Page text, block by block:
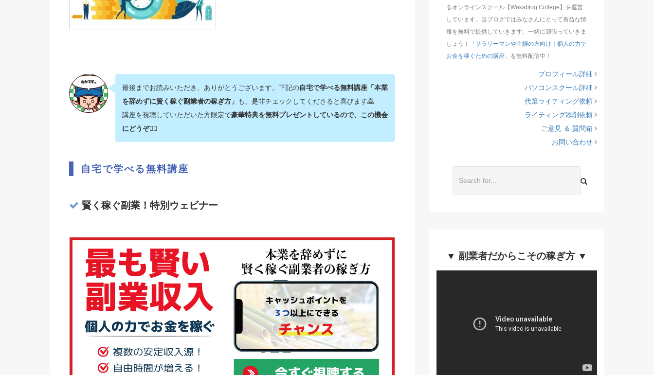
最後までお読みいただき、ありがとうございます。下記の自宅で学べる無料講座「本業
を辞めずに賢く稼ぐ副業者の稼ぎ方」 も、是非チェックしてくださると喜びます🙇‍
講座を視聴していただいた方限定で豪華特典を無料プレゼントしているので、この機会
にどうぞ💁‍♂️
自宅で学べる無料講座
賢く稼ぐ副業！特別ウェビナー
るオンラインスクール【Wakablog College】を運営
しています。当ブログではみなさんにとって有益な情
報を無料で提供していきます。一緒に頑張っていきま
しょう！「 サラリーマンや主婦の方向け！個人の力で
お金を稼ぐための講座 」を無料配信中！
プロフィール詳細
パソコンスクール詳細
代筆ライティング依頼
ライティング添削依頼
ご意見 ＆ 質問箱
お問い合わせ
▼ 副業者だからこその稼ぎ方 ▼